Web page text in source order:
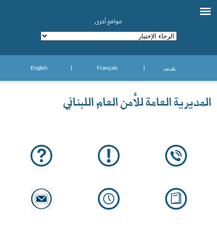
مواقع أخرى
عربي Français
English